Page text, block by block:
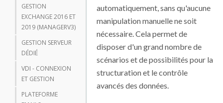
GESTION
EXCHANGE 2016 ET
2019 (MANAGERV3)
GESTION SERVEUR
DÉDIÉ
VDI - CONNEXION
ET GESTION
PLATEFORME
automatiquement, sans qu'aucune
manipulation manuelle ne soit
nécessaire. Cela permet de
disposer d'un grand nombre de
scénarios et de possibilités pour la
structuration et le contrôle
avancés des données.